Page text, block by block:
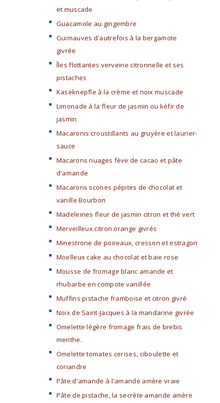
et muscade
Guacamole au gingembre
Guimauves d'autrefois à la bergamote
givrée
Îles flottantes verveine citronnelle et ses
pistaches
Kaseknepfle à la crème et noix muscade
Limonade à la fleur de jasmin ou kéfir de
jasmin
Macaronis croustillants au gruyère et laurier-
sauce
Macarons nuages fève de cacao et pâte
d'amande
Macarons scones pépites de chocolat et
vanille Bourbon
Madeleines fleur de jasmin citron et thé vert
Merveilleux citron orange givrés
Minestrone de poireaux, cresson et estragon
Moelleux cake au chocolat et baie rose
Mousse de fromage blanc amande et
rhubarbe en compote vanillée
Muffins pistache framboise et citron givré
Noix de Saint-Jacques à la mandarine givrée
Omelette légère fromage frais de brebis
menthe.
Omelette tomates cerises, ciboulette et
coriandre
Pâte d'amande à l'amande amère vraie
Pâte de pistache, la secrète amande amère